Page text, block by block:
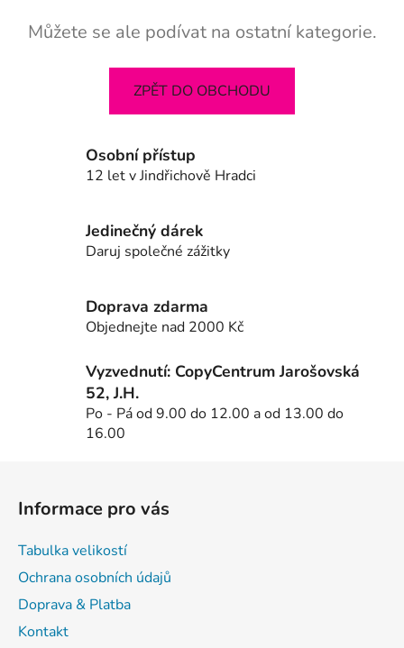
Můžete se ale podívat na ostatní kategorie.
ZPĚT DO OBCHODU
Osobní přístup
12 let v Jindřichově Hradci
Jedinečný dárek
Daruj společné zážitky
Doprava zdarma
Objednejte nad 2000 Kč
Vyzvednutí: CopyCentrum Jarošovská
52, J.H.
Po - Pá od 9.00 do 12.00 a od 13.00 do
16.00
Informace pro vás
Tabulka velikostí
Ochrana osobních údajů
Doprava & Platba
Kontakt